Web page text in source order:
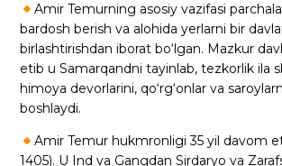
Amir Temurning asosiy vazifasi
bardosh berish va alohida yerlarni bir
birlashtirishdan iborat bo‘lgan. Mazkur
etib u Samarqandni tayinlab, tezkorlik ila
himoya devorlarini, qo‘rg‘onlar va
boshlaydi.
Amir Temur hukmronligi 35 yil davom
1405). U Ind va Gangdan Sirdaryo va